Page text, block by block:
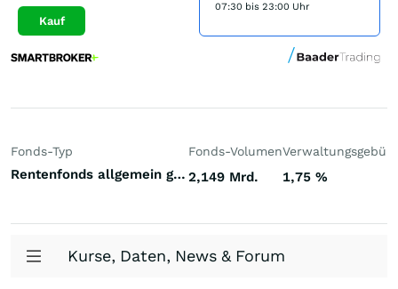
Kauf
07:30 bis 23:00 Uhr
Fonds-Typ
Rentenfonds allgemein gemischte Laufzeiten Welt Hart- und Weichwährungen (Welt)
Fonds-Volumen
2,149 Mrd. 1,75 %
Kurse, Daten, News & Forum